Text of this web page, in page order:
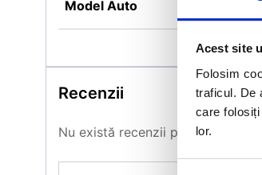
Acest site
Folosim
traficul. De
care
lor.
Model Auto LAND
Recenzii
Nu există recenzii până acum.